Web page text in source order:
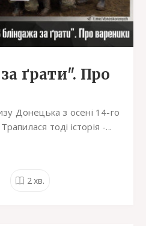
ґрати". Про
Донецька з осені 14-го
тоді історія -...
2хв.